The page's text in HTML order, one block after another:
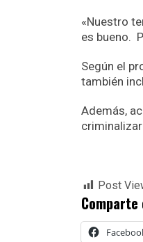
«Nuestro
es bueno.
Según el
también
Además,
Post